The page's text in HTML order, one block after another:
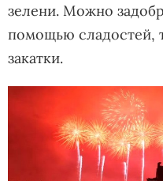
зелени. Можно
помощью сладостей,
закатки.